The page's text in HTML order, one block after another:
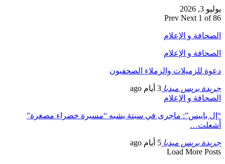
يوليو 3, 2026
Prev Next 1 of 86
الصحافة و الإعلام
الصحافة و الإعلام
دعوة للزميلات والزملاء الصحفيون
جريدة بريس ميديا 3 أيام ago
الصحافة و الإعلام
“إل باييس”: ماجرى في سبتة يشبه “مسيرة خضراء مصغرة”
أشعلت…
جريدة بريس ميديا 5 أيام ago
Load More Posts